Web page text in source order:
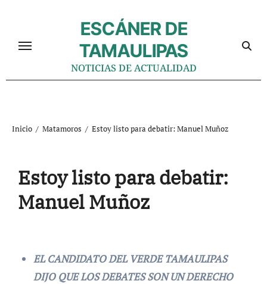
contenido
ESCÁNER DE
TAMAULIPAS
NOTICIAS DE ACTUALIDAD
Inicio Matamoros Estoy listo para debatir: Manuel Muñoz
Estoy listo para debatir:
Manuel Muñoz
EL CANDIDATO DEL VERDE TAMAULIPAS
DIJO QUE LOS DEBATES SON UN DERECHO